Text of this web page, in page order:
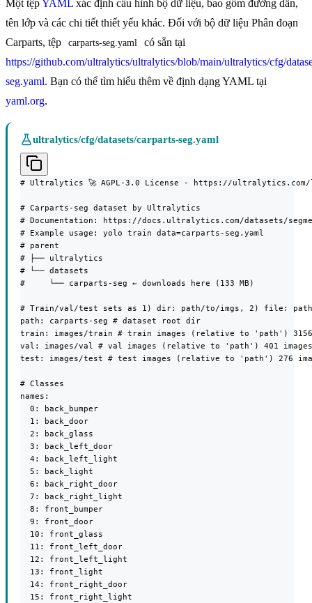
Một tệp YAML xác định cấu hình bộ dữ liệu, bao gồm đường dẫn,
tên lớp và các chi tiết thiết yếu khác. Đối với bộ dữ liệu Phân đoạn
Carparts, tệp
carparts-seg.yaml
có sẵn tại
https://github.com/ultralytics/ultralytics/blob/main/ultralytics/cfg/
seg.yaml. Bạn có thể tìm hiểu thêm về định dạng YAML tại
yaml.org.
ultralytics/cfg/datasets/carparts-seg.yaml
# Ultralytics 🚀 AGPL-3.0 License - https://ultralytics.com/
# Carparts-seg dataset by Ultralytics
# Documentation: https://docs.ultralytics.com/datasets/
# Example usage: yolo train data=carparts-seg.yaml
# parent
# ├── ultralytics
# └── datasets
#     └── carparts-seg ← downloads here (133 MB)
# Train/val/test sets as 1) dir: path/to/imgs, 2) file:
path: carparts-seg # dataset root dir
train: images/train # train images (relative to 'path') 3156
val: images/val # val images (relative to 'path') 401 images
test: images/test # test images (relative to 'path') 276
# Classes
names:
  0: back_bumper
  1: back_door
  2: back_glass
  3: back_left_door
  4: back_left_light
  5: back_light
  6: back_right_door
  7: back_right_light
  8: front_bumper
  9: front_door
  10: front_glass
  11: front_left_door
  12: front_left_light
  13: front_light
  14: front_right_door
  15: front_right_light